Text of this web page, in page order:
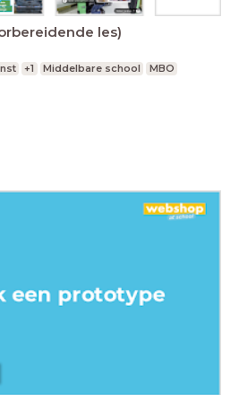
les)
+1 Middelbare school
MBO